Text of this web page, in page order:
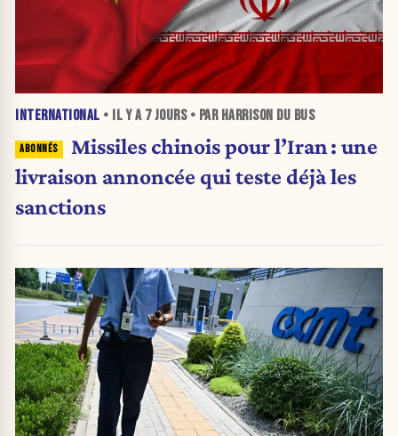
INTERNATIONAL • IL Y A 7 JOURS• PAR HARRISON DU BUS
Missiles chinois pour l’Iran : une
livraison annoncée qui teste déjà les
sanctions